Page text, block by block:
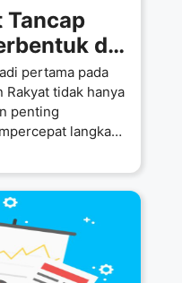
Tancap
di
DPD,
pertama pada
Rakyat tidak hanya
penting
langkah